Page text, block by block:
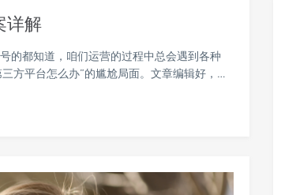
详解
的都知道，咱们运营的过程中总会遇到各种
方平台怎么办”的尴尬局面。文章编辑好，…